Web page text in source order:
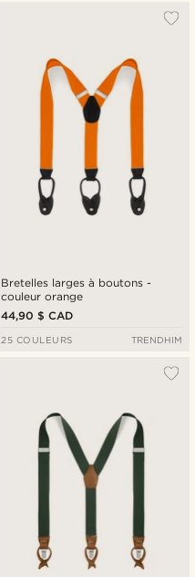
Bretelles larges à boutons -
couleur orange
44,90 $ CAD
25 COULEURS TRENDHIM